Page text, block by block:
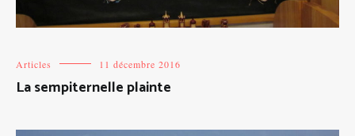
Articles 11 décembre 2016
La sempiternelle plainte